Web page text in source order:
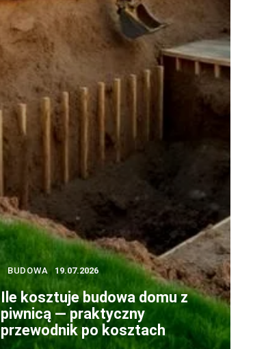
BUDOWA 19.07.2026
Ile kosztuje budowa domu z
piwnicą — praktyczny
przewodnik po kosztach